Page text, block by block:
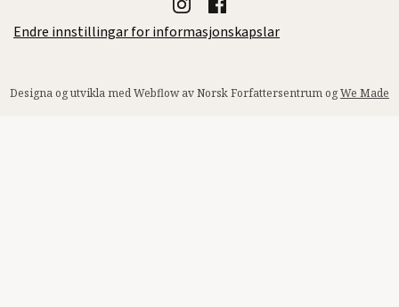
Endre innstillingar for informasjonskapslar
Designa og utvikla med Webflow av Norsk Forfattersentrum ogWe Made